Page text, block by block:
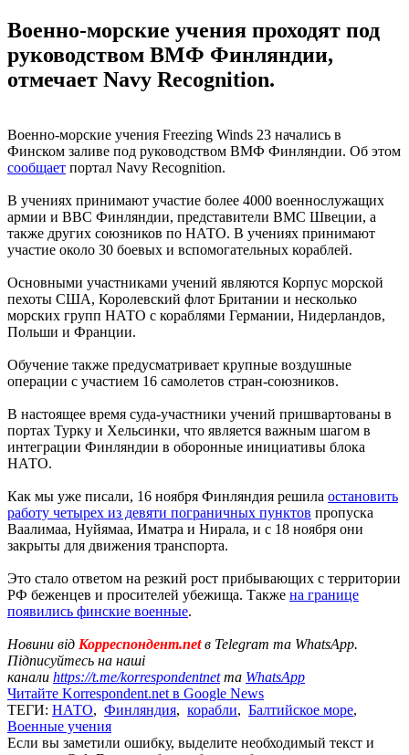
Военно-морские учения проходят под
руководством ВМФ Финляндии,
отмечает Navy Recognition.
Военно-морские учения Freezing Winds 23 начались в
Финском заливе под руководством ВМФ Финляндии. Об этом
сообщает портал Navy Recognition.
В учениях принимают участие более 4000 военнослужащих
армии и ВВС Финляндии, представители ВМС Швеции, а
также других союзников по НАТО. В учениях принимают
участие около 30 боевых и вспомогательных кораблей.
Основными участниками учений являются Корпус морской
пехоты США, Королевский флот Британии и несколько
морских групп НАТО с кораблями Германии, Нидерландов,
Польши и Франции.
Обучение также предусматривает крупные воздушные
операции с участием 16 самолетов стран-союзников.
В настоящее время суда-участники учений пришвартованы в
портах Турку и Хельсинки, что является важным шагом в
интеграции Финляндии в оборонные инициативы блока
НАТО.
Как мы уже писали, 16 ноября Финляндия решила остановить
работу четырех из девяти пограничных пунктов пропуска
Ваалимаа, Нуйямаа, Иматра и Нирала, и с 18 ноября они
закрыты для движения транспорта.
Это стало ответом на резкий рост прибывающих с территории
РФ беженцев и просителей убежища. Также на границе
появились финские военные.
Новини від Корреспондент.netв Telegram та WhatsApp.
Підписуйтесь на наші
канали https://t.me/korrespondentnetта WhatsApp
Читайте Korrespondent.net в Google News
ТЕГИ: НАТО, Финляндия, корабли, Балтийское море,
Военные учения
Если вы заметили ошибку, выделите необходимый текст и